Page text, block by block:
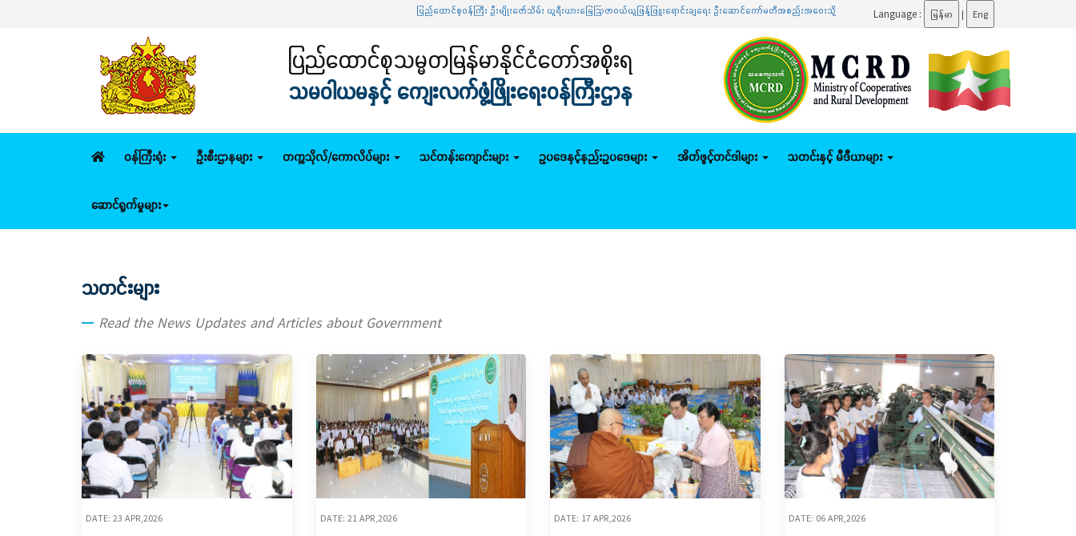
ပြည်ထောင်စုဝန်ကြီး ဦးမျိုးဇော်သိမ်း ယူရီးယားမြေဩဇာဝယ်ယူဖြန့်ဖြူးရောင်းချရေး ဦးဆောင်ကော်မတီအစည်းအဝေးသို့ တက်ရောက်....... ပြည်ထောင်စုဝန်ကြီး ဦးမျိုးဇော်သိမ်း နေပြည်တော်ကောင်စီ
Language : မြန်မာ | Eng
ပြည်ထောင်စုသမ္မတမြန်မာနိုင်ငံတော်အစိုးရ
သမဝါယမနှင့် ကျေးလက်ဖွံ့ဖြိုးရေးဝန်ကြီးဌာန
ဝန်ကြီးရုံး ဦးစီးဌာနများ တက္ကသိုလ်/ကောလိပ်များ သင်တန်းကျောင်းများ ဥပဒေနှင့်နည်းဥပဒေများ အိတ်ဖွင့်တင်ဒါများ သတင်းနှင့် မီဒီယာများ
ဆောင်ရွက်မှုများ
သတင်းများ
Read the News Updates and Articles about Government
DATE: 23 APR,2026 DATE: 21 APR,2026 DATE: 17 APR,2026 DATE: 06 APR,2026